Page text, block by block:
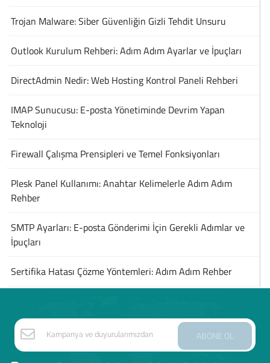
Trojan Malware: Siber Güvenliğin Gizli Tehdit Unsuru
Outlook Kurulum Rehberi: Adım Adım Ayarlar ve İpuçları
DirectAdmin Nedir: Web Hosting Kontrol Paneli Rehberi
IMAP Sunucusu: E-posta Yönetiminde Devrim Yapan
Teknoloji
Firewall Çalışma Prensipleri ve Temel Fonksiyonları
Plesk Panel Kullanımı: Anahtar Kelimelerle Adım Adım
Rehber
SMTP Ayarları: E-posta Gönderimi İçin Gerekli Adımlar ve
İpuçları
Sertifika Hatası Çözme Yöntemleri: Adım Adım Rehber
ABONE OL